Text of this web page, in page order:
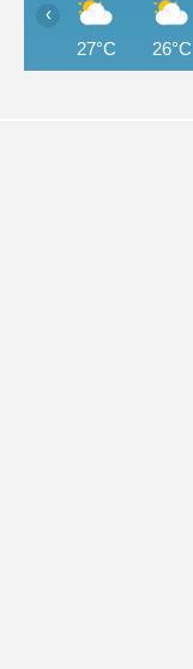
27°C 26°C
‹